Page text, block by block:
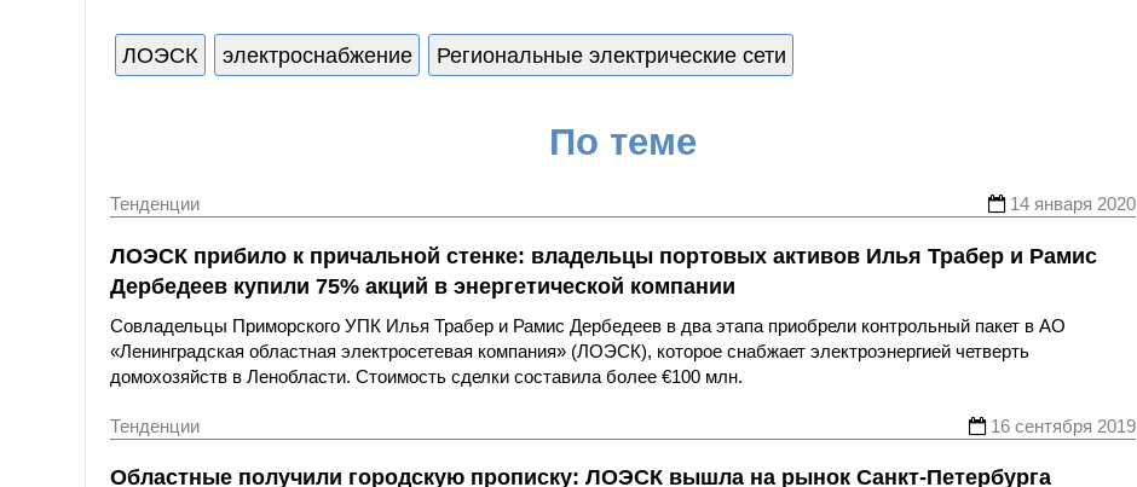
ЛОЭСК электроснабжение Региональные электрические сети
По теме
Тенденции 14 января 2020
ЛОЭСК прибило к причальной стенке: владельцы портовых активов Илья Трабер и Рамис
Дербедеев купили 75% акций в энергетической компании
Совладельцы Приморского УПК Илья Трабер и Рамис Дербедеев в два этапа приобрели контрольный пакет в АО
«Ленинградская областная электросетевая компания» (ЛОЭСК), которое снабжает электроэнергией четверть
домохозяйств в Ленобласти. Стоимость сделки составила более €100 млн.
Тенденции 16 сентября 2019
Областные получили городскую прописку: ЛОЭСК вышла на рынок Санкт-Петербурга